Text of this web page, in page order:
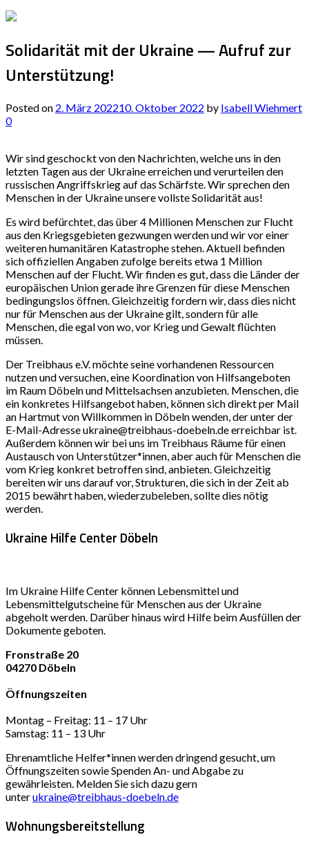
Solidarität mit der Ukraine — Aufruf zur
Unterstützung!
Posted on 2. März 202210. Oktober 2022 by Isabell Wiehmert
0
Wir sind geschockt von den Nachrichten, welche uns in den
letzten Tagen aus der Ukraine erreichen und verurteilen den
russischen Angriffskrieg auf das Schärfste. Wir sprechen den
Menschen in der Ukraine unsere vollste Solidarität aus!
Es wird befürchtet, das über 4 Millionen Menschen zur Flucht
aus den Kriegsgebieten gezwungen werden und wir vor einer
weiteren humanitären Katastrophe stehen. Aktuell befinden
sich offiziellen Angaben zufolge bereits etwa 1 Million
Menschen auf der Flucht. Wir finden es gut, dass die Länder der
europäischen Union gerade ihre Grenzen für diese Menschen
bedingungslos öffnen. Gleichzeitig fordern wir, dass dies nicht
nur für Menschen aus der Ukraine gilt, sondern für alle
Menschen, die egal von wo, vor Krieg und Gewalt flüchten
müssen.
Der Treibhaus e.V. möchte seine vorhandenen Ressourcen
nutzen und versuchen, eine Koordination von Hilfsangeboten
im Raum Döbeln und Mittelsachsen anzubieten. Menschen, die
ein konkretes Hilfsangebot haben, können sich direkt per Mail
an Hartmut von Willkommen in Döbeln wenden, der unter der
E-Mail-Adresseukraine@treibhaus-doebeln.deerreichbar ist.
Außerdem können wir bei uns im Treibhaus Räume für einen
Austausch von Unterstützer*innen, aber auch für Menschen die
vom Krieg konkret betroffen sind, anbieten. Gleichzeitig
bereiten wir uns darauf vor, Strukturen, die sich in der Zeit ab
2015 bewährt haben, wiederzubeleben, sollte dies nötig
werden.
Ukraine Hilfe Center Döbeln
Im Ukraine Hilfe Center können Lebensmittel und
Lebensmittelgutscheine für Menschen aus der Ukraine
abgeholt werden. Darüber hinaus wird Hilfe beim Ausfüllen der
Dokumente geboten.
Fronstraße 20
04270 Döbeln
Öffnungszeiten
Montag – Freitag: 11 – 17 Uhr
Samstag: 11 – 13 Uhr
Ehrenamtliche Helfer*innen werden dringend gesucht, um
Öffnungszeiten sowie Spenden An- und Abgabe zu
gewährleisten. Melden Sie sich dazu gern
unterukraine@treibhaus-doebeln.de
Wohnungsbereitstellung